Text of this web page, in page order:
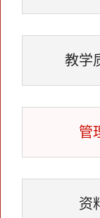
教学
管
资